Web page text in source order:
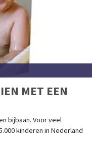
MET EEN
bijbaan. Voor veel
kinderen in Nederland